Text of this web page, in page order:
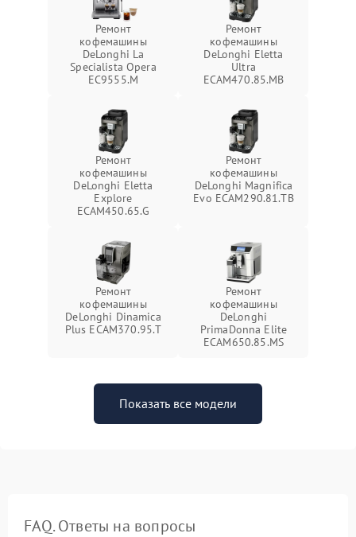
Ремонт
кофемашины
DeLonghi La
Specialista Opera
EC9555.M
Ремонт
кофемашины
DeLonghi Eletta
Ultra
ECAM470.85.MB
Ремонт
кофемашины
DeLonghi Eletta
Explore
ECAM450.65.G
Ремонт
кофемашины
DeLonghi Magnifica
Evo ECAM290.81.TB
Ремонт
кофемашины
DeLonghi Dinamica
Plus ECAM370.95.T
Ремонт
кофемашины
DeLonghi
PrimaDonna Elite
ECAM650.85.MS
Показать все модели
FAQ. Ответы на вопросы